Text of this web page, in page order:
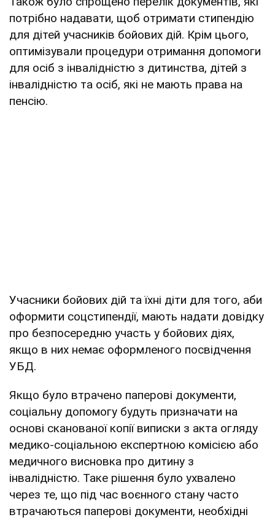
потрібно надавати, щоб отримати стипендію
для дітей учасників бойових дій. Крім цього,
оптимізували процедури отримання допомоги
для осіб з інвалідністю з дитинства, дітей з
інвалідністю та осіб, які не мають права на
пенсію.
Учасники бойових дій та їхні діти для того, аби
оформити соцстипендії, мають надати довідку
про безпосередню участь у бойових діях,
якщо в них немає оформленого посвідчення
УБД.
Якщо було втрачено паперові документи,
соціальну допомогу будуть призначати на
основі сканованої копії виписки з акта огляду
медико-соціальною експертною комісією або
медичного висновка про дитину з
інвалідністю. Таке рішення було ухвалено
через те, що під час воєнного стану часто
втрачаються паперові документи, необхідні